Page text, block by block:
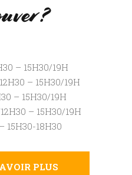
?
– 15H30/19H
– 15H30/19H
– 15H30/19H
– 15H30/19H
15H30-18H30
PLUS